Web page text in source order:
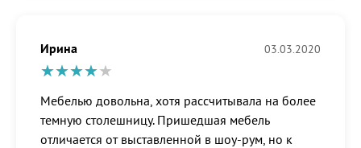
Ирина 03.03.2020
Мебелью довольна, хотя рассчитывала на более
темную столешницу. Пришедшая мебель
отличается от выставленной в шоу-рум, но к